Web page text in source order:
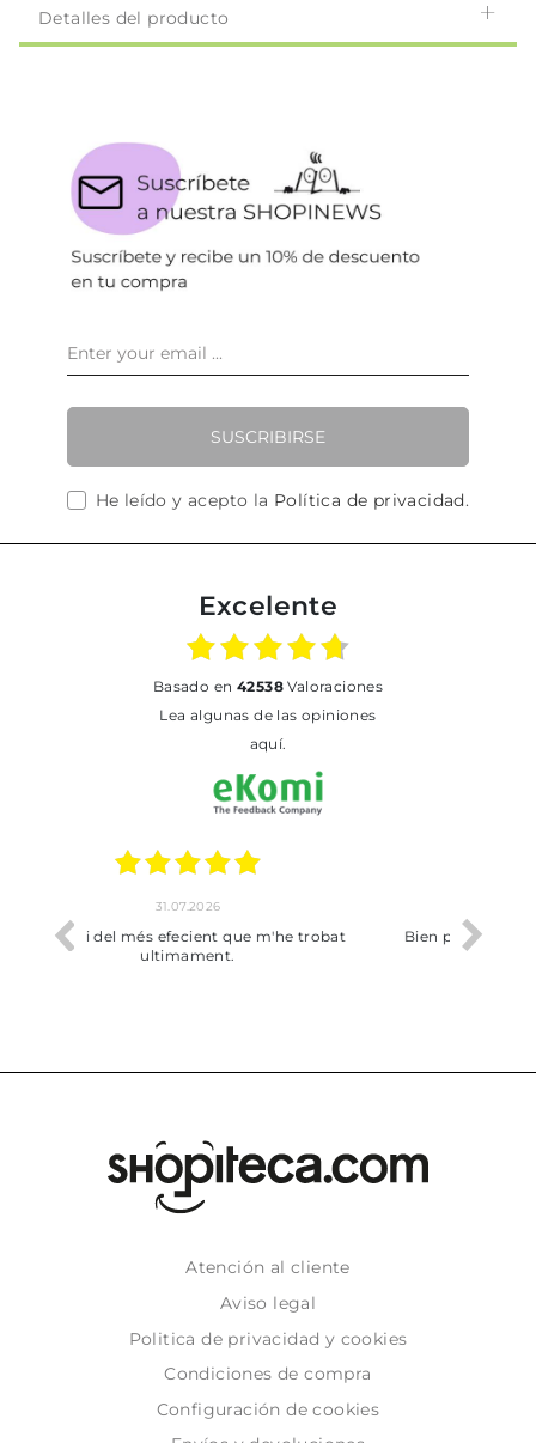
Detalles del producto
SUSCRIBIRSE
He leído y acepto la Política de privacidad.
Excelente
basado en 42538Valoraciones
Lea algunas de las opiniones
aquí.
trobat
Bien pero soy de Vilafranca y no me ha
dejado recoger en tienda
Atención al cliente
Aviso legal
Politica de privacidad y cookies
Condiciones de compra
Configuración de cookies